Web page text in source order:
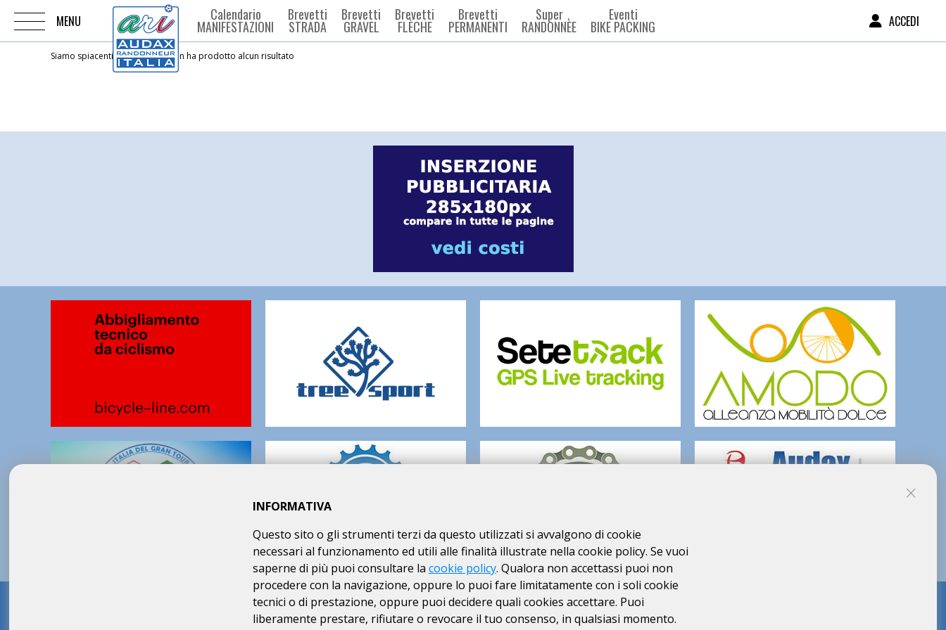
Calendario
MANIFESTAZIONI
Brevetti
STRADA
Brevetti
GRAVEL
Brevetti
FLÈCHE
Brevetti
PERMANENTI
Super
RANDONNÈE
Eventi
BIKE PACKING ACCEDI
Siamo spiacenti ma la ricerca non ha prodotto alcun risultato
Sede legale e amministrativa:
INFORMATIVA
Questo sito o gli strumenti terzi da questo utilizzati si avvalgono di cookie
necessari al funzionamento ed utili alle finalità illustrate nella cookie policy. Se vuoi
saperne di più puoi consultare la cookie policy. Qualora non accettassi puoi non
procedere con la navigazione, oppure lo puoi fare limitatamente con i soli cookie
tecnici o di prestazione, oppure puoi decidere quali cookies accettare. Puoi
liberamente prestare, rifiutare o revocare il tuo consenso, in qualsiasi momento.